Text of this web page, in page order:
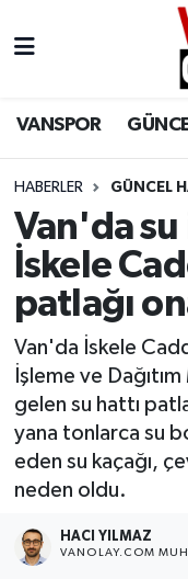
VANSPOR
HABERLER GÜNCEL
Van'da su
İskele
patlağı
Van'da İskele
İşleme ve
gelen su hattı
yana tonlarca su
eden su kaçağı,
neden oldu.
HACI YILMAZ
VANOLAY.COM
Siyaset
Ekonomi
Sağlık
Bilim &
Dünya
RESMİ İLANLAR
Van Nöbetçi
Van Namaz
Van Trafik
Süper Lig
Son Dakika
Haber Arşivi